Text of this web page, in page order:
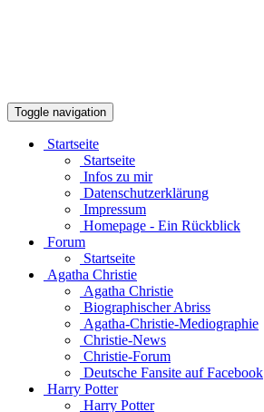
Toggle navigation
Startseite
Startseite
Infos zu mir
Datenschutzerklärung
Impressum
Homepage - Ein Rückblick
Forum
Startseite
Agatha Christie
Agatha Christie
Biographischer Abriss
Agatha-Christie-Mediographie
Christie-News
Christie-Forum
Deutsche Fansite auf Facebook
Harry Potter
Harry Potter